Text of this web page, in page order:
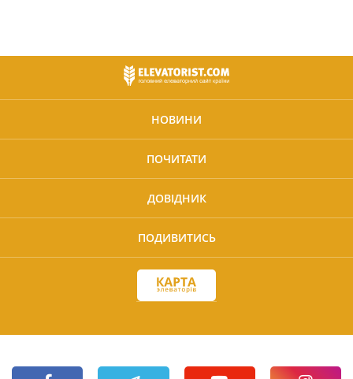
НОВИНИ
ПОЧИТАТИ
ДОВІДНИК
ПОДИВИТИСЬ